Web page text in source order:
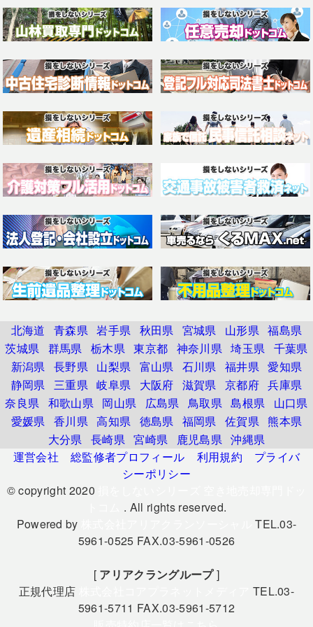
北海道 青森県 岩手県 秋田県 宮城県 山形県 福島県
茨城県 群馬県 栃木県 東京都 神奈川県 埼玉県 千葉県
新潟県 長野県 山梨県 富山県 石川県 福井県 愛知県
静岡県 三重県 岐阜県 大阪府 滋賀県 京都府 兵庫県
奈良県 和歌山県 岡山県 広島県 鳥取県 島根県
山口県
愛媛県 香川県 高知県 徳島県 福岡県 佐賀県 熊本県
大分県 長崎県 宮崎県 鹿児島県 沖縄県
運営会社
総監修者プロフィール 利用規約
プライバ
シーポリシー
© copyright 2020
. All rights reserved.
Powered by
TEL.03-
5961-0525 FAX.03-5961-0526
[ アリアクラングループ]
正規代理店
TEL.03-
5961-5711 FAX.03-5961-5712